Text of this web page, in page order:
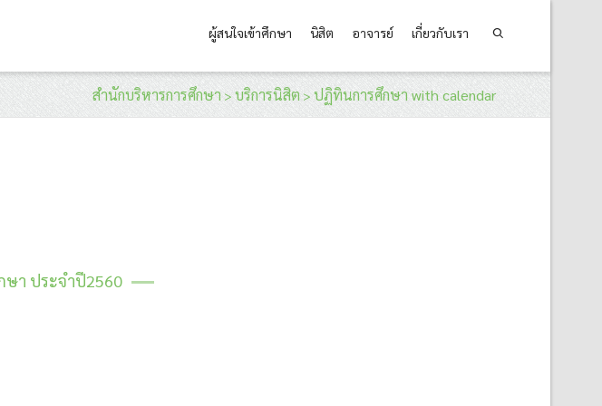
ผู้สนใจเข้าศึกษา นิสิต อาจารย์ เกี่ยวกับเรา
สำนักบริหารการศึกษา > บริการนิสิต > ปฏิทินการศึกษา with calendar
า ประจำปี2560